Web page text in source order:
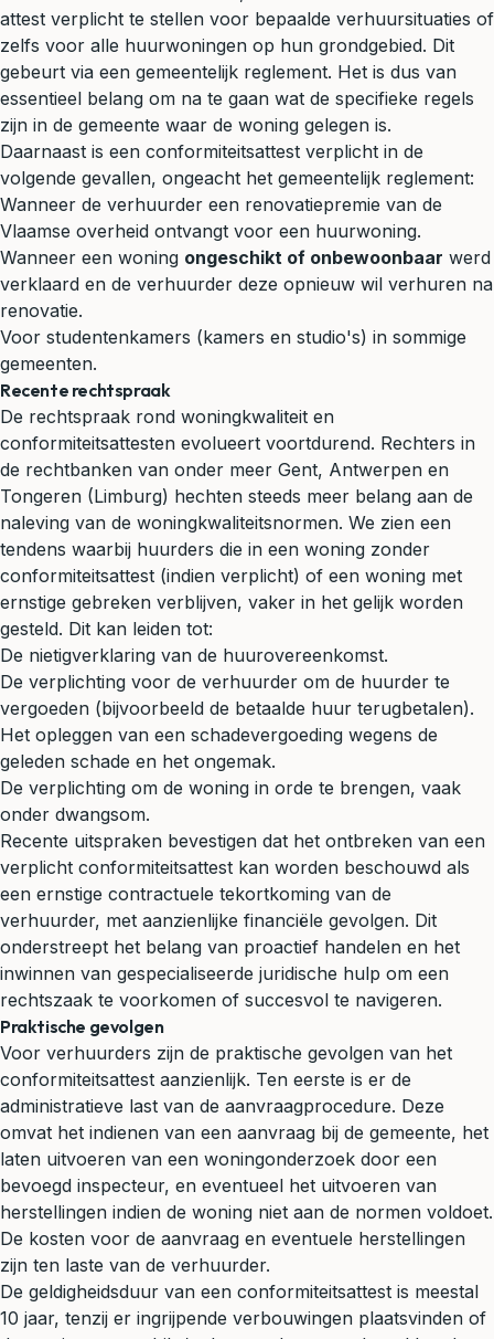
attest verplicht te stellen voor bepaalde verhuursituaties of
zelfs voor alle huurwoningen op hun grondgebied. Dit
gebeurt via een gemeentelijk reglement. Het is dus van
essentieel belang om na te gaan wat de specifieke regels
zijn in de gemeente waar de woning gelegen is.
Daarnaast is een conformiteitsattest verplicht in de
volgende gevallen, ongeacht het gemeentelijk reglement:
Wanneer de verhuurder een renovatiepremie van de
Vlaamse overheid ontvangt voor een huurwoning.
Wanneer een woning ongeschikt of onbewoonbaar werd
verklaard en de verhuurder deze opnieuw wil verhuren na
renovatie.
Voor studentenkamers (kamers en studio's) in sommige
gemeenten.
Recente rechtspraak
De rechtspraak rond woningkwaliteit en
conformiteitsattesten evolueert voortdurend. Rechters in
de rechtbanken van onder meer Gent, Antwerpen en
Tongeren (Limburg) hechten steeds meer belang aan de
naleving van de woningkwaliteitsnormen. We zien een
tendens waarbij huurders die in een woning zonder
conformiteitsattest (indien verplicht) of een woning met
ernstige gebreken verblijven, vaker in het gelijk worden
gesteld. Dit kan leiden tot:
De nietigverklaring van de huurovereenkomst.
De verplichting voor de verhuurder om de huurder te
vergoeden (bijvoorbeeld de betaalde huur terugbetalen).
Het opleggen van een schadevergoeding wegens de
geleden schade en het ongemak.
De verplichting om de woning in orde te brengen, vaak
onder dwangsom.
Recente uitspraken bevestigen dat het ontbreken van een
verplicht conformiteitsattest kan worden beschouwd als
een ernstige contractuele tekortkoming van de
verhuurder, met aanzienlijke financiële gevolgen. Dit
onderstreept het belang van proactief handelen en het
inwinnen van gespecialiseerde juridische hulp om een
rechtszaak te voorkomen of succesvol te navigeren.
Praktische gevolgen
Voor verhuurders zijn de praktische gevolgen van het
conformiteitsattest aanzienlijk. Ten eerste is er de
administratieve last van de aanvraagprocedure. Deze
omvat het indienen van een aanvraag bij de gemeente, het
laten uitvoeren van een woningonderzoek door een
bevoegd inspecteur, en eventueel het uitvoeren van
herstellingen indien de woning niet aan de normen voldoet.
De kosten voor de aanvraag en eventuele herstellingen
zijn ten laste van de verhuurder.
De geldigheidsduur van een conformiteitsattest is meestal
10 jaar, tenzij er ingrijpende verbouwingen plaatsvinden of